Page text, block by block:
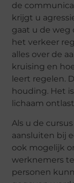
de
krijgt u
gaat u de weg
het verkeer
alles over de
kruising en
leert regelen.
houding. Het
lichaam
Als u de
aansluiten bij
ook mogelijk
werknemers
personen